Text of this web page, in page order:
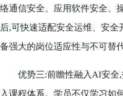
络通信安全、应用软件安全、
后,可快速适配安全运维、安
备强大的岗位适应性与不可替代
优势三:前瞻性融入AI安全,
入课程体系。学员不仅学习如